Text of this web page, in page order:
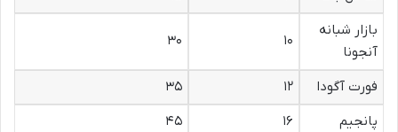
بازار شبانه
آنجونا
۱۰ ۳۰
فورت آگودا ۱۲
۳۵
پانجیم
۱۶
۴۵